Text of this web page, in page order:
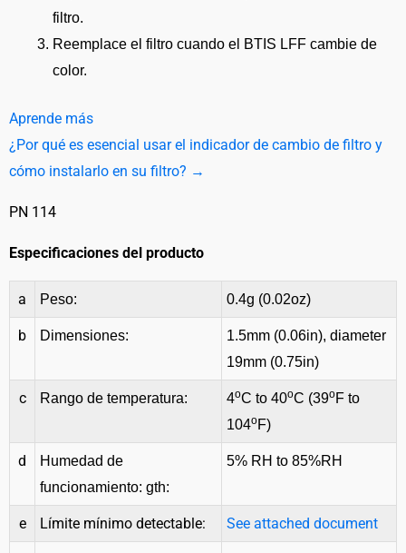
filtro.
Reemplace el filtro cuando el BTIS LFF cambie de
color.
Aprende más
¿Por qué es esencial usar el indicador de cambio de filtro y
cómo instalarlo en su filtro? →
PN 114
Especificaciones del producto
a Peso: 0.4g (0.02oz)
b Dimensiones:
1.5mm (0.06in), diameter
19mm (0.75in)
c Rango de temperatura: 4oC to 40oC (39oF to
104oF)
d
Humedad de
funcionamiento: gth:
5% RH to 85%RH
e Límite mínimo detectable: See attached document